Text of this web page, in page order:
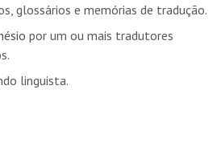
glossários e memórias de tradução.
por um ou mais tradutores
linguista.